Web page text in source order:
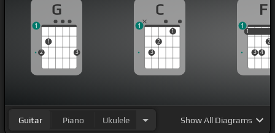
G
2
1
3
1
C
3
2
1
1
F
1
3 4
2
1
1
Guitar Piano Ukulele ShowAll Diagrams